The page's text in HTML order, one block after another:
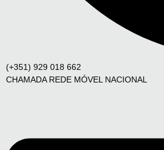
(+351) 929 018 662
CHAMADA REDE MÓVEL NACIONAL